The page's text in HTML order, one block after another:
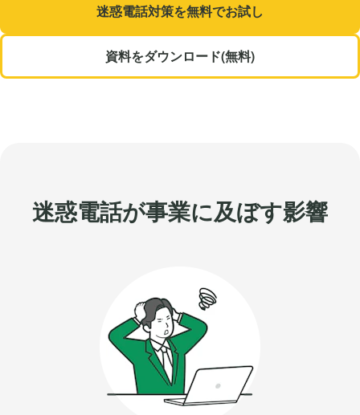
迷惑電話対策を無料でお試し
資料をダウンロード(無料)
迷惑電話が事業に及ぼす影響